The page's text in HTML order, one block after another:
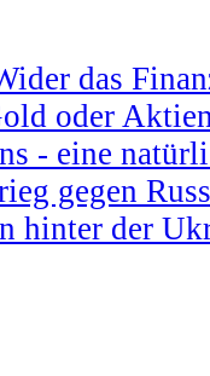
das
oder
- eine
gegen
hinter der